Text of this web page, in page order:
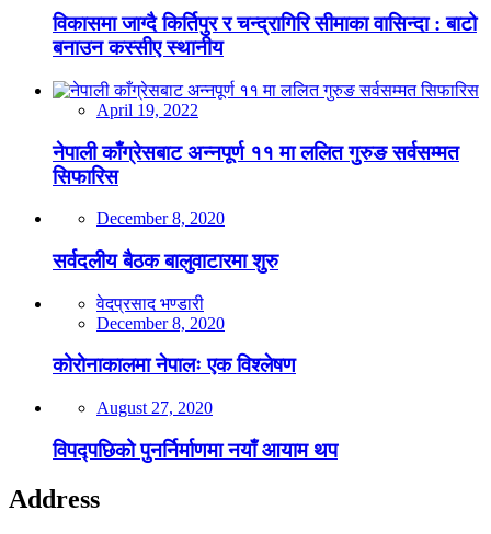
विकासमा जाग्दै किर्तिपुर र चन्द्रागिरि सीमाका वासिन्दा : बाटो
बनाउन कस्सीए स्थानीय
April 19, 2022
नेपाली काँग्रेसबाट अन्नपूर्ण ११ मा ललित गुरुङ सर्वसम्मत
सिफारिस
December 8, 2020
सर्वदलीय बैठक बालुवाटारमा शुरु
वेदप्रसाद भण्डारी
December 8, 2020
कोरोनाकालमा नेपालः एक विश्लेषण
August 27, 2020
विपद्पछिको पुनर्निर्माणमा नयाँ आयाम थप
Address